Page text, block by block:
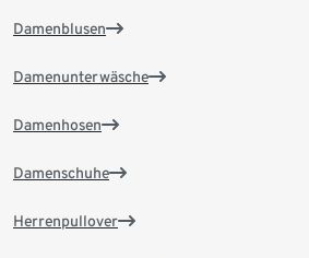
Damenblusen
Damenunterwäsche
Damenhosen
Damenschuhe
Herrenpullover